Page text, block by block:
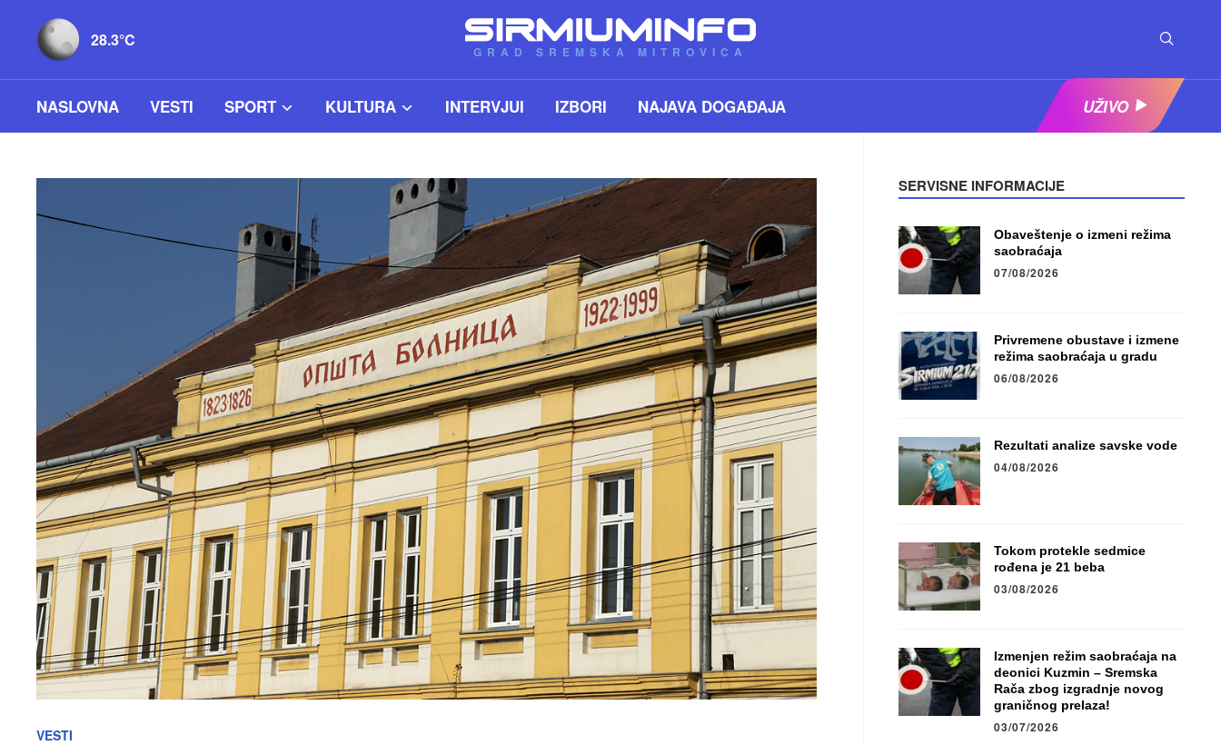
28.3°C
GRAD SREMSKA MITROVICA
NASLOVNA VESTI SPORT KULTURA INTERVJUI IZBORI NAJAVA DOGAĐAJA UŽIVO
VESTI
SERVISNE INFORMACIJE
Obaveštenje o izmeni režima
saobraćaja
07/08/2026
Privremene obustave i izmene
režima saobraćaja u gradu
06/08/2026
Rezultati analize savske vode
04/08/2026
Tokom protekle sedmice
rođena je 21 beba
03/08/2026
Izmenjen režim saobraćaja na
deonici Kuzmin – Sremska
Rača zbog izgradnje novog
graničnog prelaza!
03/07/2026